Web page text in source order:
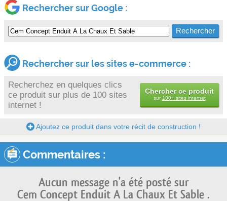
Rechercher sur Google :
Rechercher sur les sites e-commerce :
Recherchez en quelques clics
ce produit sur plus de 100 sites
internet !
Chercher ce produit
sur 100+ sites internet
Ajoutez ce produit dans votre récit de construction !
Commentaires :
Aucun message n'a été posté sur
Cem Concept Enduit A La Chaux Et Sable .